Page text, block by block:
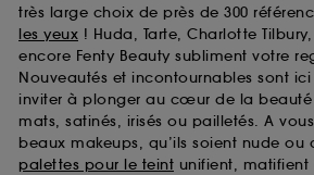
très large choix de près de 300
les yeux ! Huda, Tarte, Charlotte
encore Fenty Beauty subliment votre
Nouveautés et incontournables sont ici
inviter à plonger au cœur de la
mats, satinés, irisés ou pailletés. A
beaux makeups, qu’ils soient nude ou
palettes pour le teint unifient,